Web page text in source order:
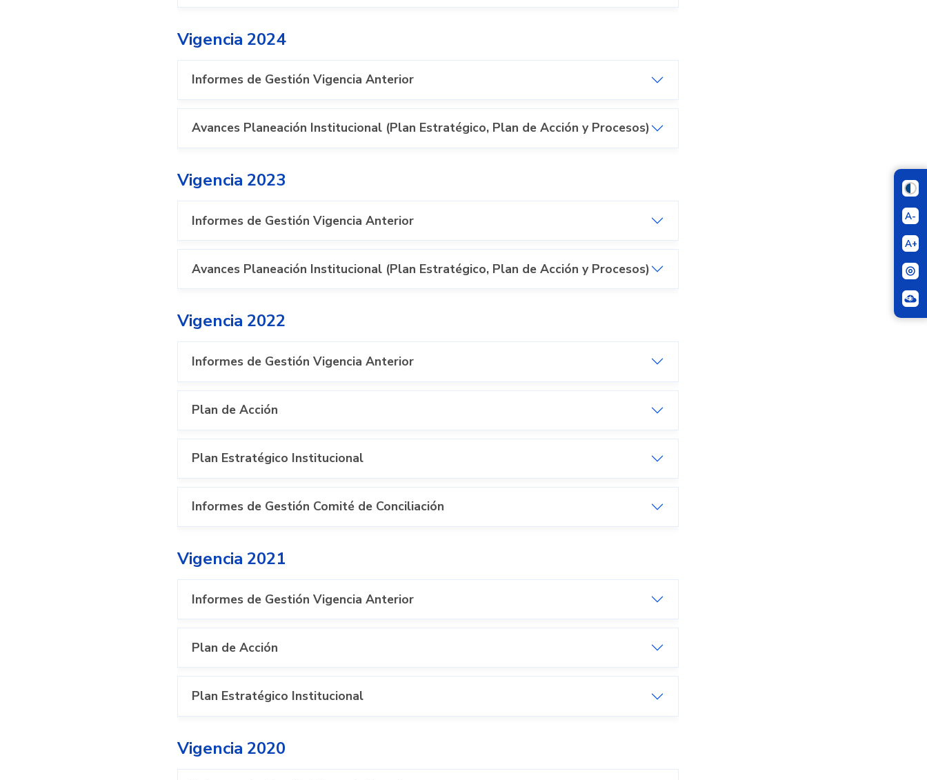
A-
A+
Vigencia 2024
Informes de Gestión Vigencia Anterior
Avances Planeación Institucional (Plan Estratégico, Plan de Acción y Procesos)
Vigencia 2023
Informes de Gestión Vigencia Anterior
Avances Planeación Institucional (Plan Estratégico, Plan de Acción y Procesos)
Vigencia 2022
Informes de Gestión Vigencia Anterior
Plan de Acción
Plan Estratégico Institucional
Informes de Gestión Comité de Conciliación
Vigencia 2021
Informes de Gestión Vigencia Anterior
Plan de Acción
Plan Estratégico Institucional
Vigencia 2020